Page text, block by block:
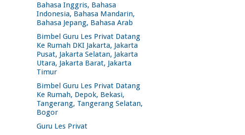
Bahasa Inggris, Bahasa
Indonesia, Bahasa Mandarin,
Bahasa Jepang, Bahasa Arab
Bimbel Guru Les Privat Datang
Ke Rumah DKI Jakarta, Jakarta
Pusat, Jakarta Selatan, Jakarta
Utara, Jakarta Barat, Jakarta
Timur
Bimbel Guru Les Privat Datang
Ke Rumah, Depok, Bekasi,
Tangerang, Tangerang Selatan,
Bogor
Guru Les Privat